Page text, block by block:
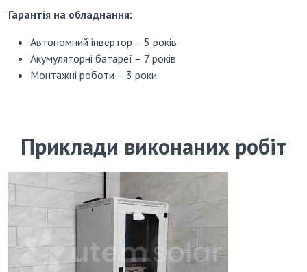
Гарантія на обладнання:
Автономний інвертор – 5 років
Акумуляторні батареї – 7 років
Монтажні роботи – 3 роки
Приклади виконаних робіт